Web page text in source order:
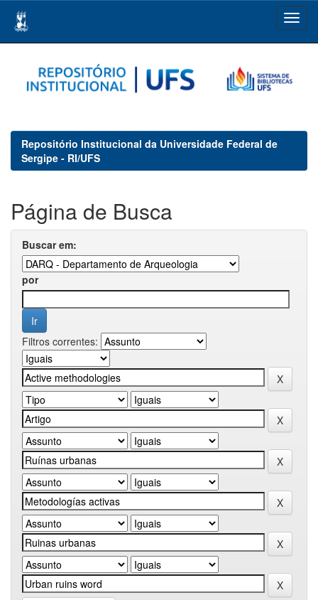
navigation
Repositório Institucional da Universidade Federal de
Sergipe - RI/UFS
Página de Busca
Buscar em:
por
Filtros correntes: